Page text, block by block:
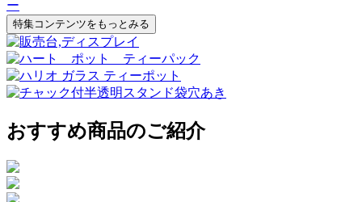
特集コンテンツをもっとみる
おすすめ商品のご紹介